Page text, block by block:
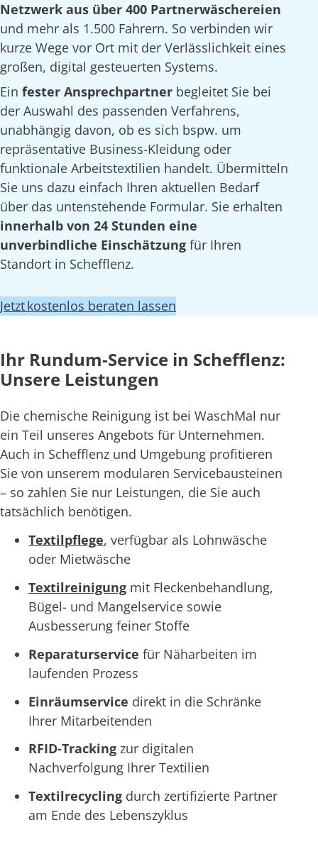
Netzwerk aus über 400 Partnerwäschereien
und mehr als 1.500 Fahrern. So verbinden wir
kurze Wege vor Ort mit der Verlässlichkeit eines
großen, digital gesteuerten Systems.
Ein fester Ansprechpartner begleitet Sie bei
der Auswahl des passenden Verfahrens,
unabhängig davon, ob es sich bspw. um
repräsentative Business-Kleidung oder
funktionale Arbeitstextilien handelt. Übermitteln
Sie uns dazu einfach Ihren aktuellen Bedarf
über das untenstehende Formular. Sie erhalten
innerhalb von 24 Stunden eine
unverbindliche Einschätzung für Ihren
Standort in Schefflenz.
Jetzt kostenlos beraten lassen
Ihr Rundum-Service in Schefflenz:
Unsere Leistungen
Die chemische Reinigung ist bei WaschMal nur
ein Teil unseres Angebots für Unternehmen.
Auch in Schefflenz und Umgebung profitieren
Sie von unserem modularen Servicebausteinen
– so zahlen Sie nur Leistungen, die Sie auch
tatsächlich benötigen.
Textilpflege, verfügbar als Lohnwäsche
oder Mietwäsche
Textilreinigung mit Fleckenbehandlung,
Bügel- und Mangelservice sowie
Ausbesserung feiner Stoffe
Reparaturservice für Näharbeiten im
laufenden Prozess
Einräumservice direkt in die Schränke
Ihrer Mitarbeitenden
RFID-Tracking zur digitalen
Nachverfolgung Ihrer Textilien
Textilrecycling durch zertifizierte Partner
am Ende des Lebenszyklus